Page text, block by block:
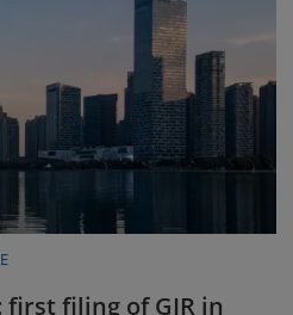
CATEGORY
filing of GIR in